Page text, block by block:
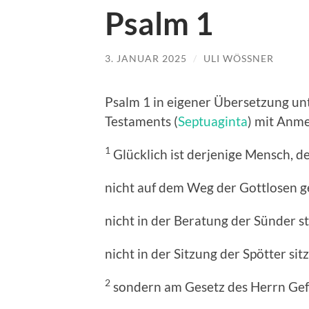
Psalm 1
3. JANUAR 2025 / ULI WÖSSNER
Psalm 1 in eigener Übersetzung
Testaments (Septuaginta) mit
1 Glücklich ist derjenige Mensch,
nicht auf dem Weg der Gottlosen
nicht in der Beratung der Sünder
nicht in der Sitzung der Spötter
2 sondern am Gesetz des Herrn